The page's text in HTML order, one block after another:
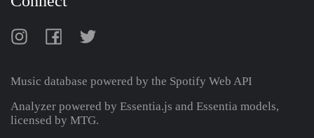
Music database powered by the Spotify Web API
Analyzer powered by Essentia.js and Essentia models,
licensed by MTG.